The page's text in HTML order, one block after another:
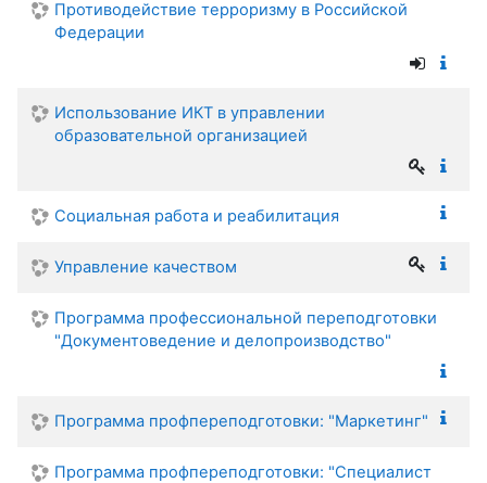
Противодействие терроризму в Российской
Федерации
Использование ИКТ в управлении
образовательной организацией
Социальная работа и реабилитация
Управление качеством
Программа профессиональной переподготовки
"Документоведение и делопроизводство"
Программа профпереподготовки: "Маркетинг"
Программа профпереподготовки: "Специалист